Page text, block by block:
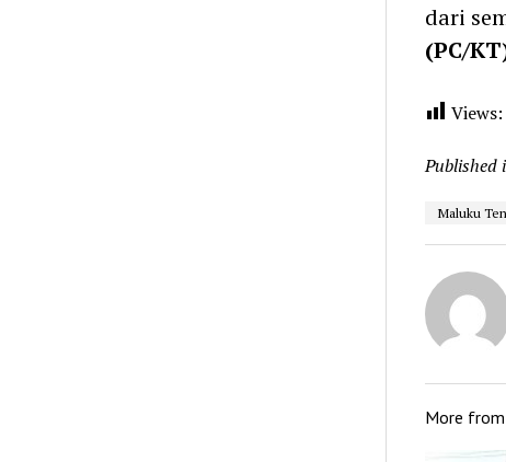
dari
(PC/
Views:
Published
Maluku
More from